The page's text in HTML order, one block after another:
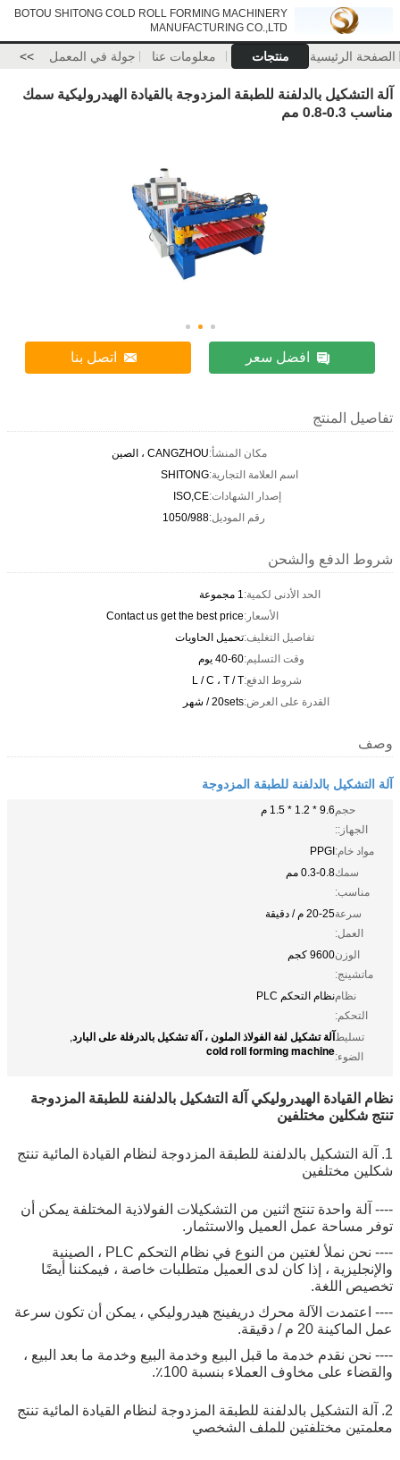
BOTOU SHITONG COLD ROLL FORMING MACHINERY
MANUFACTURING CO.,LTD
الصفحة الرئيسية منتجات معلومات عنا جولة في المعمل >>
آلة التشكيل بالدلفنة للطبقة المزدوجة بالقيادة الهيدروليكية سمك
مناسب 0.3-0.8 مم
افضل سعر اتصل بنا
تفاصيل المنتج
مكان المنشأ:CANGZHOU ، الصين
اسم العلامة التجارية:SHITONG
إصدار الشهادات:ISO,CE
رقم الموديل:1050/988
شروط الدفع والشحن
الحد الأدنى لكمية:1 مجموعة
الأسعار:Contact us get the best price
تفاصيل التغليف:تحميل الحاويات
وقت التسليم:40-60 يوم
شروط الدفع:L / C ، T / T
القدرة على العرض:20sets / شهر
وصف
آلة التشكيل بالدلفنة للطبقة المزدوجة
حجم
الجهاز::
9.6 * 1.2 * 1.5 م
مواد خام:PPGI
سمك
مناسب:
0.3-0.8 مم
سرعة
العمل:
20-25 م / دقيقة
الوزن
ماتشينج:
9600 كجم
نظام
التحكم:
نظام التحكم PLC
تسليط
الضوء:
آلة تشكيل لفة الفولاذ الملون ، آلة تشكيل بالدرفلة على البارد,
cold roll forming machine
نظام القيادة الهيدروليكي آلة التشكيل بالدلفنة للطبقة المزدوجة
تنتج شكلين مختلفين
1. آلة التشكيل بالدلفنة للطبقة المزدوجة لنظام القيادة المائية تنتج
شكلين مختلفين
---- آلة واحدة تنتج اثنين من التشكيلات الفولاذية المختلفة يمكن أن
توفر مساحة عمل العميل والاستثمار.
---- نحن نملأ لغتين من النوع في نظام التحكم PLC ، الصينية
والإنجليزية ، إذا كان لدى العميل متطلبات خاصة ، فيمكننا أيضًا
تخصيص اللغة.
---- اعتمدت الآلة محرك دريفينج هيدروليكي ، يمكن أن تكون سرعة
عمل الماكينة 20 م / دقيقة.
---- نحن نقدم خدمة ما قبل البيع وخدمة البيع وخدمة ما بعد البيع ،
والقضاء على مخاوف العملاء بنسبة 100٪.
2. آلة التشكيل بالدلفنة للطبقة المزدوجة لنظام القيادة المائية تنتج
معلمتين مختلفتين للملف الشخصي